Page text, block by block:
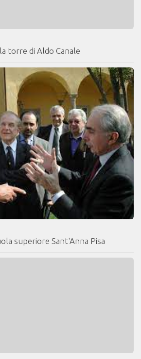
torre di Aldo Canale
superiore Sant'Anna Pisa